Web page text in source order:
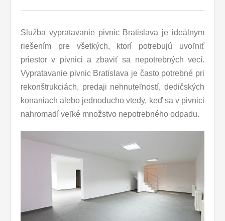
Služba vypratavanie pivnic Bratislava je ideálnym
riešením pre všetkých, ktorí potrebujú uvoľniť
priestor v pivnici a zbaviť sa nepotrebných vecí.
Vypratavanie pivnic Bratislava je často potrebné pri
rekonštrukciách, predaji nehnuteľností, dedičských
konaniach alebo jednoducho vtedy, keď sa v pivnici
nahromadí veľké množstvo nepotrebného odpadu.